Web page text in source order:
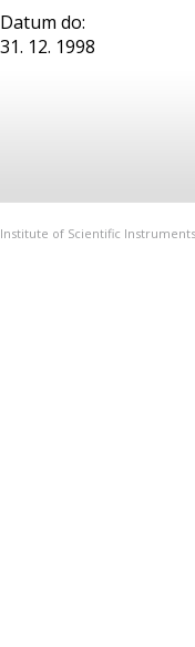
Datum do:
31. 12. 1998
Institute of Scientific